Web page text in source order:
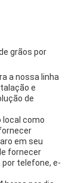
grãos por
a nossa linha
e
de
como
em seu
fornecer
telefone, e-